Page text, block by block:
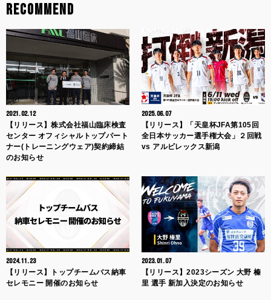
RECOMMEND
2021.02.12
【リリース】株式会社福山臨床検査
センター オフィシャルトップパート
ナー(トレーニングウェア)契約締結
のお知らせ
2025.06.07
【リリース】「天皇杯JFA第105回
全日本サッカー選手権大会」２回戦
vs アルビレックス新潟
2024.11.23
【リリース】トップチームバス納車
セレモニー 開催のお知らせ
2023.01.07
【リリース】2023シーズン 大野 榛
里 選手 新加入決定のお知らせ